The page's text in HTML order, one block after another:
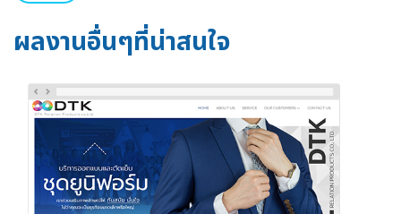
ผลงานอื่นๆที่น่าสนใจ